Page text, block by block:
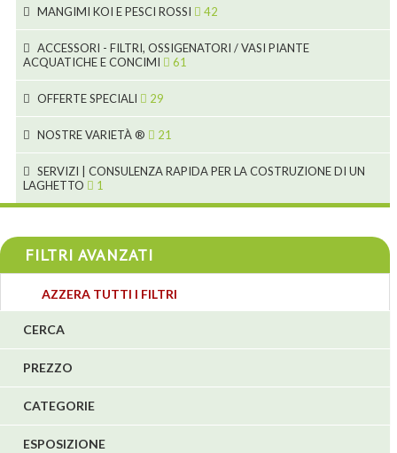
5
9
2
1
MANGIMI KOI E PESCI ROSSI 42
28
1
ACCESSORI - FILTRI, OSSIGENATORI / VASI PIANTE
ACQUATICHE E CONCIMI
61
4
3
6
OFFERTE SPECIALI 29
NOSTRE VARIETÀ ® 21
SERVIZI | CONSULENZA RAPIDA PER LA COSTRUZIONE DI UN
LAGHETTO
1
FILTRI AVANZATI
AZZERA TUTTI I FILTRI
CERCA
PREZZO
CATEGORIE
ESPOSIZIONE